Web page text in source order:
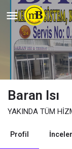
Baran Isı
YAKINDA TÜM
Profil